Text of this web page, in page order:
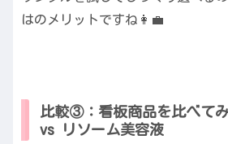
はのメリットですね👩‍💼
比較③：看板商品を比べて
vs リソーム美容液